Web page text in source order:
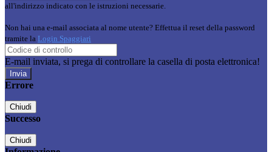
all'indirizzo indicato con le istruzioni necessarie.
Non hai una e-mail associata al nome utente? Effettua il reset della password
tramite la Login Spaggiari
E-mail inviata, si prega di controllare la casella di posta elettronica!
Errore
Chiudi
Successo
Chiudi